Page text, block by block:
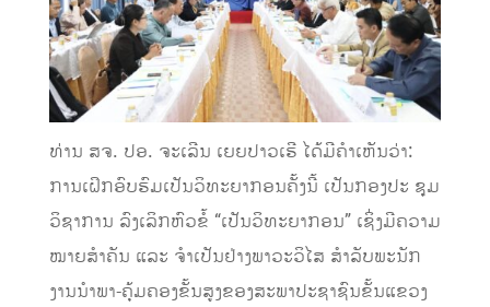
ທ່ານ ສຈ. ປອ. ຈະເລີນ ເຍຍປາວເຮີ ໄດ້ມີຄຳເຫັນວ່າ:
ການເຝິກອົບຮົມເປັນວິທະຍາກອນຄັ້ງນີ້ ເປັນກອງປະ ຊຸມ
ວິຊາການ ລົງເລິກຫົວຂໍ້ “ເປັນວິທະຍາກອນ” ເຊິ່ງມີຄວາມ
ໝາຍສໍາຄັນ ແລະ ຈໍາເປັນຢ່າງພາວະວິໄສ ສໍາລັບພະນັກ
ງານນໍາພາ-ຄຸ້ມຄອງຂັ້ນສູງຂອງສະພາປະຊາຊົນຂັ້ນແຂວງ